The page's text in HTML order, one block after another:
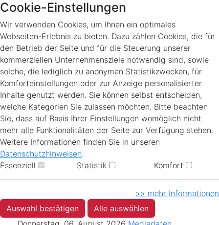
Cookie-Einstellungen
Wir verwenden Cookies, um Ihnen ein optimales
Webseiten-Erlebnis zu bieten. Dazu zählen Cookies, die für
den Betrieb der Seite und für die Steuerung unserer
kommerziellen Unternehmensziele notwendig sind, sowie
solche, die lediglich zu anonymen Statistikzwecken, für
Komforteinstellungen oder zur Anzeige personalisierter
Inhalte genutzt werden. Sie können selbst entscheiden,
welche Kategorien Sie zulassen möchten. Bitte beachten
Sie, dass auf Basis Ihrer Einstellungen womöglich nicht
mehr alle Funktionalitäten der Seite zur Verfügung stehen.
Weitere Informationen finden Sie in unseren
Datenschutzhinweisen.
Essenziell
Statistik Komfort
>> mehr Informationen
Auswahl bestätigen
Alle auswählen